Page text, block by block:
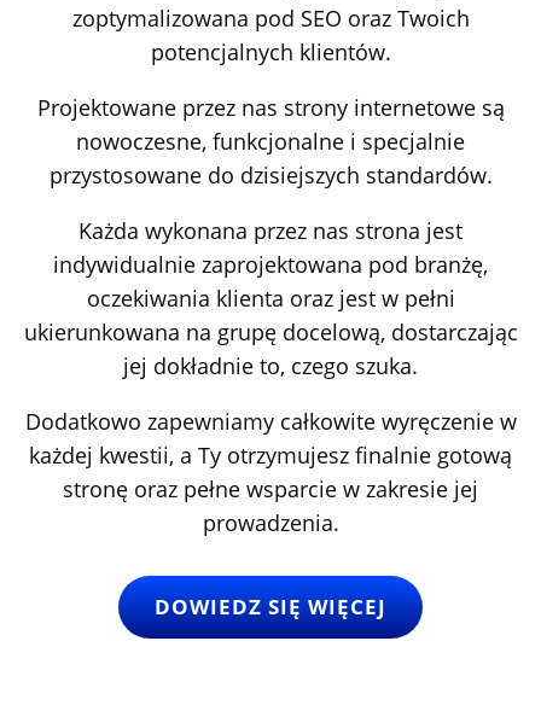
zoptymalizowana pod SEO oraz Twoich
potencjalnych klientów.
Projektowane przez nas strony internetowe są
nowoczesne, funkcjonalne i specjalnie
przystosowane do dzisiejszych standardów.
Każda wykonana przez nas strona jest
indywidualnie zaprojektowana pod branżę,
oczekiwania klienta oraz jest w pełni
ukierunkowana na grupę docelową, dostarczając
jej dokładnie to, czego szuka.
Dodatkowo zapewniamy całkowite wyręczenie w
każdej kwestii, a Ty otrzymujesz finalnie gotową
stronę oraz pełne wsparcie w zakresie jej
prowadzenia.
DOWIEDZ SIĘ WIĘCEJ